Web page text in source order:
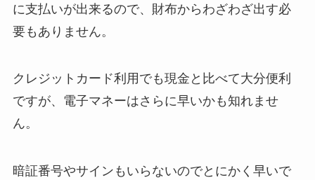
に支払いが出来るので、財布からわざわざ出す必
要もありません。
クレジットカード利用でも現金と比べて大分便利
ですが、電子マネーはさらに早いかも知れませ
ん。
暗証番号やサインもいらないのでとにかく早いで